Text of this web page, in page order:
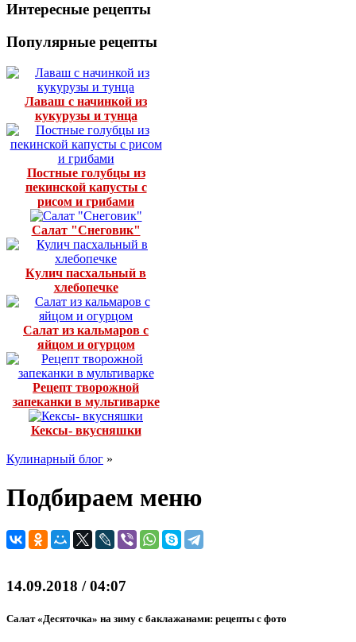
Интересные рецепты
Популярные рецепты
Лаваш с начинкой из
кукурузы и тунца
Постные голубцы из
пекинской капусты с
рисом и грибами
Салат "Снеговик"
Кулич пасхальный в
хлебопечке
Салат из кальмаров с
яйцом и огурцом
Рецепт творожной
запеканки в мультиварке
Кексы- вкусняшки
Кулинарный блог »
Подбираем меню
14.09.2018 / 04:07
Салат «Десяточка» на зиму с баклажанами: рецепты с фото